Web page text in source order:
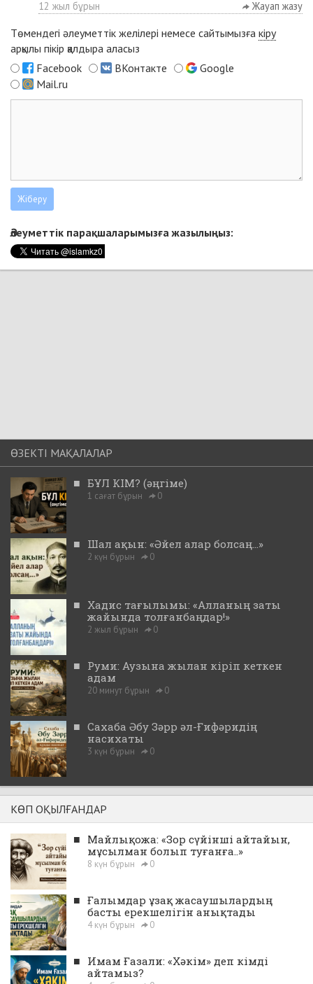
12 жыл бұрын Жауап жазу
Төмендегі әлеуметтік желілері немесе сайтымызға кіру
арқылы пікір қалдыра аласыз
Facebook
ВКонтакте
Google
Mail.ru
Әлеуметтік парақшаларымызға жазылыңыз:
ӨЗЕКТІ МАҚАЛАЛАР
■ БҰЛ КІМ? (әңгіме)
1 сағат бұрын 0
■ Шал ақын: «Әйел алар болсаң...»
2 күн бұрын 0
■ Хадис тағылымы: «Алланың заты
жайында толғанбаңдар!»
2 жыл бұрын 0
■ Руми: Аузына жылан кіріп кеткен
адам
20 минут бұрын 0
■ Сахаба Әбу Зәрр әл-Ғифәридің
насихаты
3 күн бұрын 0
КӨП ОҚЫЛҒАНДАР
■ Майлықожа: «Зор сүйінші айтайын,
мұсылман болып туғанға..»
8 күн бұрын 0
■ Ғалымдар ұзақ жасаушылардың
басты ерекшелігін анықтады
4 күн бұрын 0
■ Имам Ғазали: «Хәкім» деп кімді
айтамыз?